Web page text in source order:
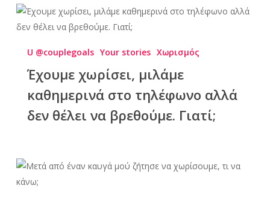
U @couplegoals Your stories Χωρισμός
Έχουμε χωρίσει, μιλάμε
καθημερινά στο τηλέφωνο αλλά
δεν θέλει να βρεθούμε. Γιατί;